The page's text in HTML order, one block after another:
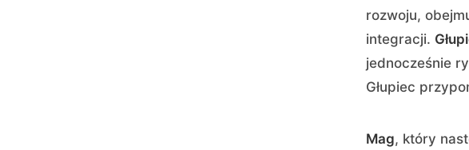
rozwoju,
integracji.
jednocześnie
Głupiec
Mag, który